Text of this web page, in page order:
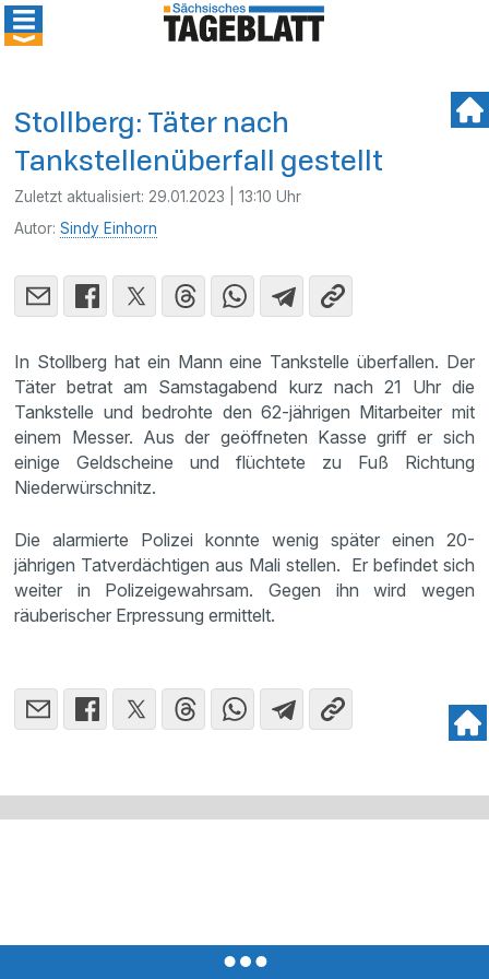
Stollberg: Täter nach
Tankstellenüberfall gestellt
Zuletzt aktualisiert: 29.01.2023 | 13:10 Uhr
Autor:Sindy Einhorn
In Stollberg hat ein Mann eine Tankstelle überfallen. Der
Täter betrat am Samstagabend kurz nach 21 Uhr die
Tankstelle und bedrohte den 62-jährigen Mitarbeiter mit
einem Messer. Aus der geöffneten Kasse griff er sich
einige Geldscheine und flüchtete zu Fuß Richtung
Niederwürschnitz.
Die alarmierte Polizei konnte wenig später einen 20-
jährigen Tatverdächtigen aus Mali stellen. Er befindet sich
weiter in Polizeigewahrsam. Gegen ihn wird wegen
räuberischer Erpressung ermittelt.